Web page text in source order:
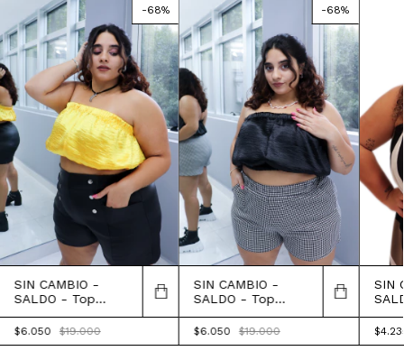
-68%
SIN CAMBIO -
SALDO - Top
$6.050 $19.000
-68%
SIN CAMBIO -
SALDO - Top
$6.050 $19.000
SIN